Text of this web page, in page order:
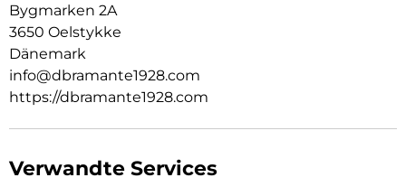
Bygmarken 2A
3650 Oelstykke
Dänemark
info@dbramante1928.com
https://dbramante1928.com
Verwandte Services